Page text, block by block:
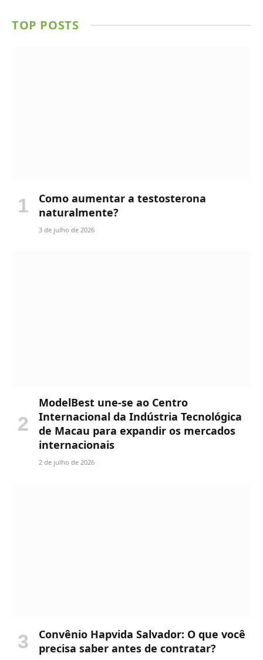
TOP POSTS
Como aumentar a testosterona
naturalmente?
3 de julho de 2026
ModelBest une-se ao Centro
Internacional da Indústria Tecnológica
de Macau para expandir os mercados
internacionais
2 de julho de 2026
Convênio Hapvida Salvador: O que você
precisa saber antes de contratar?